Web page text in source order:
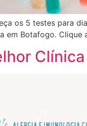
os 5 testes para
em Botafogo. Clique